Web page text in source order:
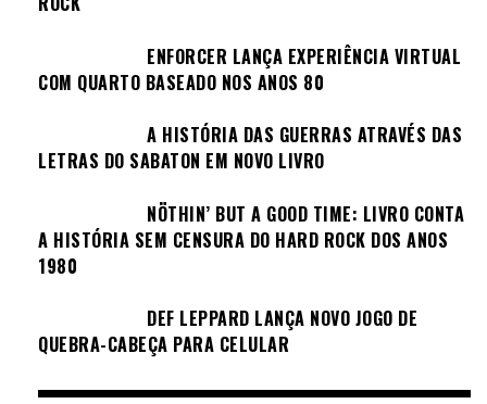
ENFORCER LANÇA EXPERIÊNCIA VIRTUAL
COM QUARTO BASEADO NOS ANOS 80
A HISTÓRIA DAS GUERRAS ATRAVÉS DAS
LETRAS DO SABATON EM NOVO LIVRO
NÖTHIN’ BUT A GOOD TIME: LIVRO CONTA
A HISTÓRIA SEM CENSURA DO HARD ROCK DOS ANOS
1980
DEF LEPPARD LANÇA NOVO JOGO DE
QUEBRA-CABEÇA PARA CELULAR